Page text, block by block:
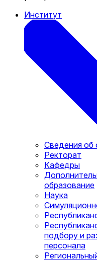
Институт
Сведения об
Ректорат
Кафедры
образование
Наука
подбору и
персонала